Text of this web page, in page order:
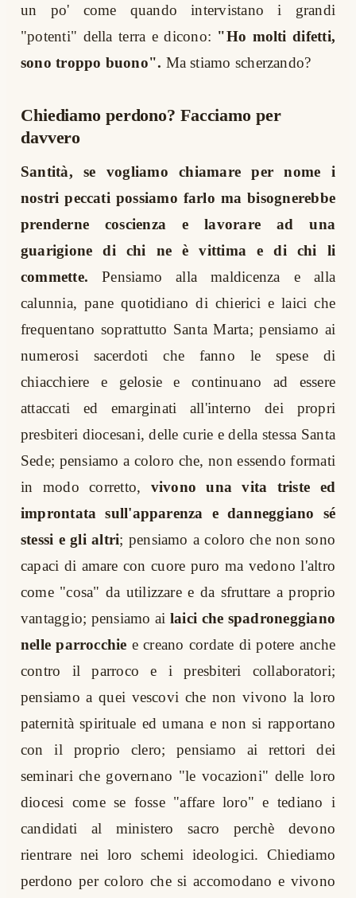
un po' come quando intervistano i grandi
"potenti" della terra e dicono: "Ho molti difetti,
sono troppo buono". Ma stiamo scherzando?
Chiediamo perdono? Facciamo per
davvero
Santità, se vogliamo chiamare per nome i
nostri peccati possiamo farlo ma bisognerebbe
prenderne coscienza e lavorare ad una
guarigione di chi ne è vittima e di chi li
commette. Pensiamo alla maldicenza e alla
calunnia, pane quotidiano di chierici e laici che
frequentano soprattutto Santa Marta; pensiamo ai
numerosi sacerdoti che fanno le spese di
chiacchiere e gelosie e continuano ad essere
attaccati ed emarginati all'interno dei propri
presbiteri diocesani, delle curie e della stessa Santa
Sede; pensiamo a coloro che, non essendo formati
in modo corretto, vivono una vita triste ed
improntata sull'apparenza e danneggiano sé
stessi e gli altri; pensiamo a coloro che non sono
capaci di amare con cuore puro ma vedono l'altro
come "cosa" da utilizzare e da sfruttare a proprio
vantaggio; pensiamo ailaici che spadroneggiano
nelle parrocchie e creano cordate di potere anche
contro il parroco e i presbiteri collaboratori;
pensiamo a quei vescovi che non vivono la loro
paternità spirituale ed umana e non si rapportano
con il proprio clero; pensiamo ai rettori dei
seminari che governano "le vocazioni" delle loro
diocesi come se fosse "affare loro" e tediano i
candidati al ministero sacro perchè devono
rientrare nei loro schemi ideologici. Chiediamo
perdono per coloro che si accomodano e vivono